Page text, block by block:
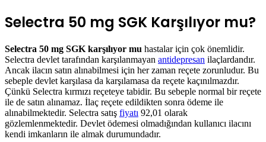
Selectra 50 mg SGK Karşılıyor mu?
Selectra 50 mg SGK karşılıyor mu hastalar için çok önemlidir.
Selectra devlet tarafından karşılanmayan antidepresan ilaçlardandır.
Ancak ilacın satın alınabilmesi için her zaman reçete zorunludur. Bu
sebeple devlet karşılasa da karşılamasa da reçete kaçınılmazdır.
Çünkü Selectra kırmızı reçeteye tabidir. Bu sebeple normal bir reçete
ile de satın alınamaz. İlaç reçete edildikten sonra ödeme ile
alınabilmektedir. Selectra satış fiyatı 92,01 olarak
gözlemlenmektedir. Devlet ödemesi olmadığından kullanıcı ilacını
kendi imkanların ile almak durumundadır.